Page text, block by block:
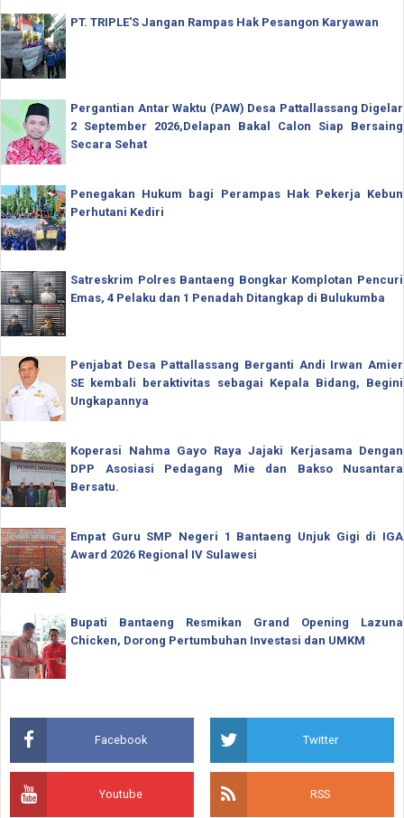
PT. TRIPLE'S Jangan Rampas Hak Pesangon Karyawan
Pergantian Antar Waktu (PAW) Desa Pattallassang Digelar
2 September 2026,Delapan Bakal Calon Siap Bersaing
Secara Sehat
Penegakan Hukum bagi Perampas Hak Pekerja Kebun
Perhutani Kediri
Satreskrim Polres Bantaeng Bongkar Komplotan Pencuri
Emas, 4 Pelaku dan 1 Penadah Ditangkap di Bulukumba
Penjabat Desa Pattallassang Berganti Andi Irwan Amier
SE kembali beraktivitas sebagai Kepala Bidang, Begini
Ungkapannya
Koperasi Nahma Gayo Raya Jajaki Kerjasama Dengan
DPP Asosiasi Pedagang Mie dan Bakso Nusantara
Bersatu.
Empat Guru SMP Negeri 1 Bantaeng Unjuk Gigi di IGA
Award 2026 Regional IV Sulawesi
Bupati Bantaeng Resmikan Grand Opening Lazuna
Chicken, Dorong Pertumbuhan Investasi dan UMKM
Facebook Twitter
Youtube RSS